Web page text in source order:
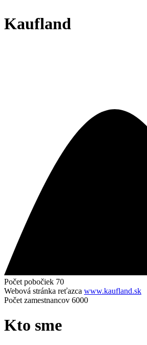
Kaufland
Počet pobočiek 70
Webová stránka reťazca www.kaufland.sk
Počet zamestnancov 6000
Kto sme